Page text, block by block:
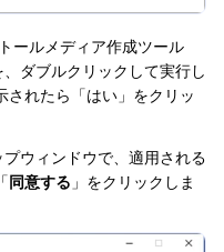
ールメディア作成ツール
、ダブルクリックして実行し
されたら「はい」をクリッ
ウィンドウで、適用される
同意する 」をクリックしま